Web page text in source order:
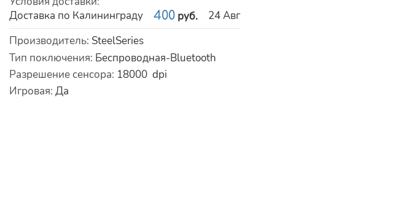
Доставка по Калининграду
400 руб.
24 Авг
Характеристики
Производитель: SteelSeries
Тип поключения: Беспроводная-Bluetooth
Разрешение сенсора: 18000 dpi
Игровая: Да